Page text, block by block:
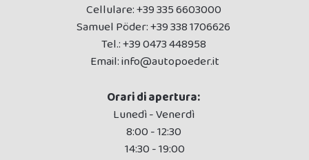
Cellulare:+39 335 6603000
Samuel Pöder:+39 338 1706626
Tel.:+39 0473 448958
Email:info@autopoeder.it
Orari di apertura:
Lunedì - Venerdì
8:00 - 12:30
14:30 - 19:00